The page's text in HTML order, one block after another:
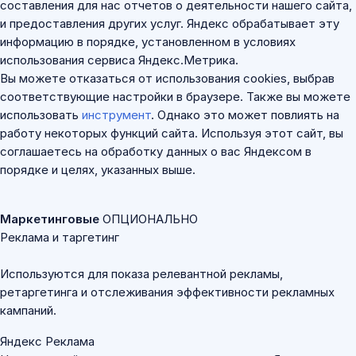
составления для нас отчетов о деятельности нашего сайта,
и предоставления других услуг. Яндекс обрабатывает эту
информацию в порядке, установленном в условиях
использования сервиса Яндекс.Метрика.
Вы можете отказаться от использования cookies, выбрав
соответствующие настройки в браузере. Также вы можете
использовать инструмент. Однако это может повлиять на
работу некоторых функций сайта. Используя этот сайт, вы
соглашаетесь на обработку данных о вас Яндексом в
порядке и целях, указанных выше.
Маркетинговые ОПЦИОНАЛЬНО
Реклама и таргетинг
Используются для показа релевантной рекламы,
ретаргетинга и отслеживания эффективности рекламных
кампаний.
Яндекс Реклама